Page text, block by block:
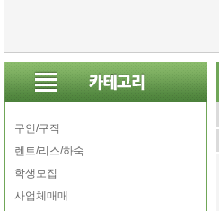
구인/구직
렌트/리스/하숙
학생모집
사업체매매